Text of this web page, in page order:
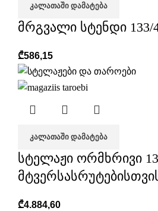
ᲙᲐᲚᲐᲗᲐᲨᲘ ᲓᲐᲛᲐᲢᲔᲑᲐ
მრგვალი სტენდი 133/
₾586,15
ᲙᲐᲚᲐᲗᲐᲨᲘ ᲓᲐᲛᲐᲢᲔᲑᲐ
სტელაჟი ორმხრივი
₾4.884,60